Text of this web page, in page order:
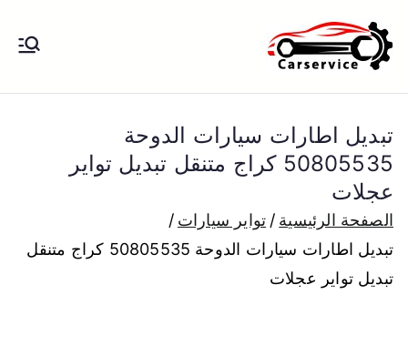
إلى
المحتوى
الكويت
بنشر متنقل الكويت كهرباء وبنشر تبديل
بارخص الاسعار
تبديل اطارات سيارات الدوحة
50805535 كراج متنقل تبديل تواير
عجلات
الصفحة الرئيسية
تواير سيارات
تبديل اطارات سيارات الدوحة 50805535 كراج متنقل
تبديل تواير عجلات